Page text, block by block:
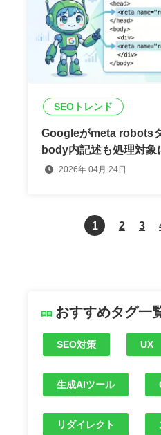
SEOトレンド
Googleがmeta robots
body内記述も処理対象
2026年 04月 24日
1 2 3
おすすめタグ一
SEO対策 UX
生成AIツール
リダイレクト